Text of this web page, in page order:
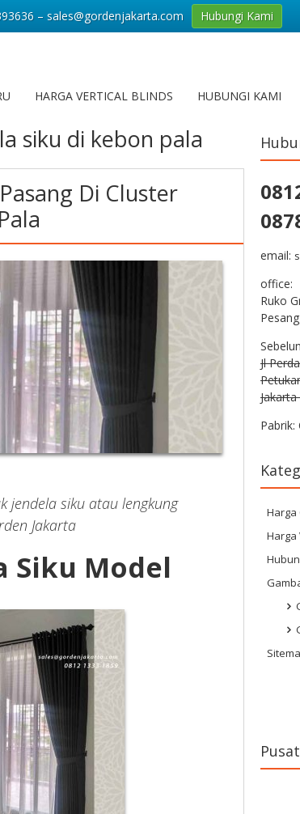
HARGA VERTICAL BLINDS HUBUNGI KAMI
siku di kebon pala
Di Cluster
jendela siku atau lengkung
Jakarta
Siku Model
email:
office:
Ruko
Jl
Pabrik:
Harga
– sales@gordenjakarta.com Hubungi Kami